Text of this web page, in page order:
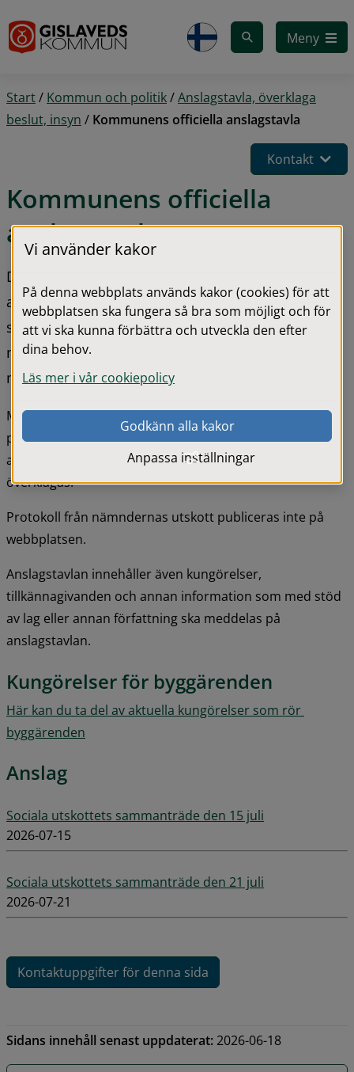
Meny
Start/ Kommun och politik/Anslagstavla, överklaga
beslut, insyn / Kommunens officiella anslagstavla
Kontakt
Kommunens officiella
anslagstavla
Detta är Gislaveds kommuns officiella
anslagstavla. Här publicerar vi justerade protokoll
samt kungörelser och annan information som vi
med stöd av lag eller annan författning ska
meddela på anslagstavlan.
Med justerad menas att alla justerare har undertecknat
protokollet. Tidpunkten då protokollet sätts upp på
anslagstavlan styr tiden för hur länge ett beslut kan
överklagas.
Protokoll från nämndernas utskott publiceras inte på
webbplatsen.
Anslagstavlan innehåller även kungörelser,
tillkännagivanden och annan information som med stöd
av lag eller annan författning ska meddelas på
anslagstavlan.
Kungörelser för byggärenden
Här kan du ta del av aktuella kungörelser som rör
byggärenden
Anslag
Sociala utskottets sammanträde den 15 juli
2026-07-15
Sociala utskottets sammanträde den 21 juli
2026-07-21
Kontaktuppgifter för denna sida
Sidans innehåll senast uppdaterat:2026-06-18
Vi använder kakor
På denna webbplats används kakor (cookies) för att
webbplatsen ska fungera så bra som möjligt och för
att vi ska kunna förbättra och utveckla den efter
dina behov.
Läs mer i vår cookiepolicy
Godkänn alla kakor
Anpassa inställningar